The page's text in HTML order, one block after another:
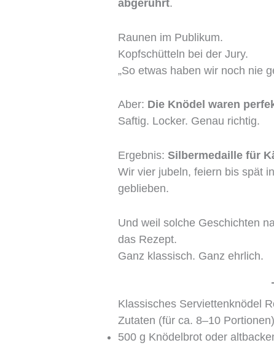
abgerührt.
Raunen im Publikum.
Kopfschütteln bei der Jury.
„So etwas haben wir noch nie
Aber: Die Knödel waren
Saftig. Locker. Genau richtig.
Ergebnis:Silbermedaille für
Wir vier jubeln, feiern bis spät
geblieben.
Und weil solche Geschichten
das Rezept.
Ganz klassisch. Ganz ehrlich.
Klassisches Serviettenknödel
Zutaten (für ca. 8–10 Portionen)
500 g Knödelbrot oder